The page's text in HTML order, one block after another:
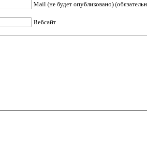
Mail (не будет опубликовано)
Вебсайт